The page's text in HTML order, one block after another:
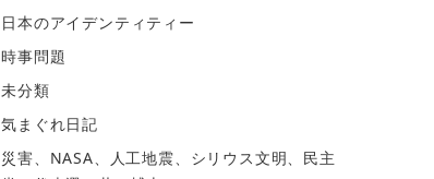
日本のアイデンティティー
時事問題
未分類
気まぐれ日記
災害、NASA、人工地震、シリウス文明、民主